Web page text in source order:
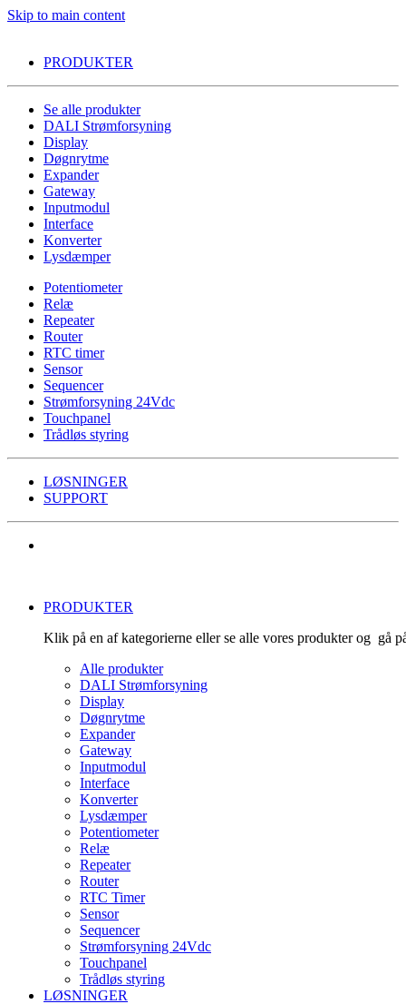
Skip to main content
PRODUKTER
Se alle produkter
DALI Strømforsyning
Display
Døgnrytme
Expander
Gateway
Inputmodul
Interface
Konverter
Lysdæmper
Potentiometer
Relæ
Repeater
Router
RTC timer
Sensor
Sequencer
Strømforsyning 24Vdc
Touchpanel
Trådløs styring
LØSNINGER
SUPPORT
PRODUKTER
Klik på en af kategorierne eller se alle vores produkter og gå
Alle produkter
DALI Strømforsyning
Display
Døgnrytme
Expander
Gateway
Inputmodul
Interface
Konverter
Lysdæmper
Potentiometer
Relæ
Repeater
Router
RTC Timer
Sensor
Sequencer
Strømforsyning 24Vdc
Touchpanel
Trådløs styring
LØSNINGER